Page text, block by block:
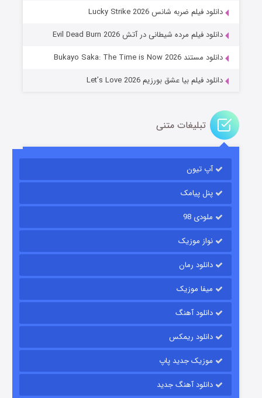
جادوگری در مغولستان
باب اسفنجی فصل ۱۷
قسمت۶ (زیرنویس) منتشر شد
قسمت۱۵ (دوبله) منتشر شد
دانلود فیلم ضربه شانس Lucky Strike 2026
دانلود فیلم مرده شیطانی در آتش Evil Dead Burn 2026
دانلود مستند Bukayo Saka: The Time is Now 2026
دانلود فیلم بیا عشق بورزیم Let’s Love 2026
تبلیغات متنی
آپ تیون
پنل پیامک
ملودی 98
نواز موزیک
دانلود رمان
میفا موزیک
دانلود آهنگ
دانلود ریمکس
موزیک جدید پاپ
دانلود آهنگ جدید